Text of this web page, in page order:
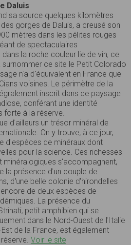
Daluis
sa source quelques kilomètres
gorges de Daluis, a creusé son
mètres dans les pélites rouges
de spectaculaires
la roche couleur lie de vin, ce
surnommer ce site le Petit Colorado
n'a d'équivalent en France que
voisines. Le périmètre de la
inscrit dans ce paysage
conférant une identité
forte à la réserve.
d'ailleurs un trésor minéral de
On y trouve, à ce jour,
d'espèces de minéraux dont
pour la science. Ces richesses
minéralogiques s'accompagnent,
la présence d'un couple de
d'une belle colonie d'hirondelles
de deux espèces de
La présence du
petit amphibien qui se
dans le Nord-Ouest de l'Italie
de la France, est également
Voir le site